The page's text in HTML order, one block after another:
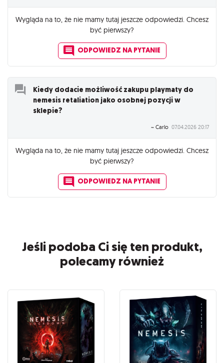
Wygląda na to, że nie mamy tutaj jeszcze odpowiedzi. Chcesz
być pierwszy?
ODPOWIEDZ NA PYTANIE
Kiedy dodacie możliwość zakupu playmaty do
nemesis retaliation jako osobnej pozycji w
sklepie?
~ Carlo 07.04.2026 20:17
Wygląda na to, że nie mamy tutaj jeszcze odpowiedzi. Chcesz
być pierwszy?
ODPOWIEDZ NA PYTANIE
Jeśli podoba Ci się ten produkt,
polecamy również